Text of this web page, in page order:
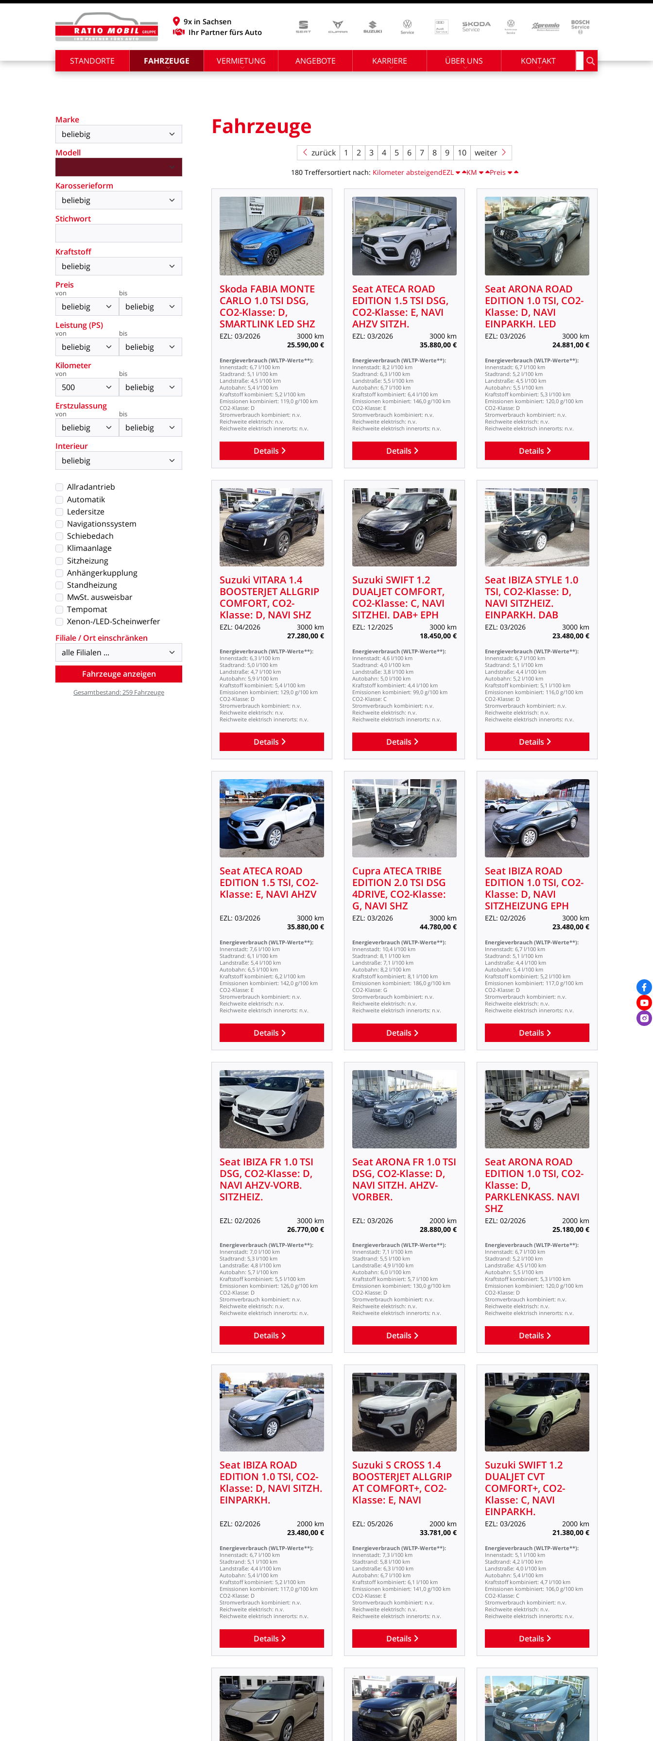
9x in Sachsen
Ihr Partner fürs Auto
STANDORTE FAHRZEUGE VERMIETUNG ANGEBOTE KARRIERE ÜBER UNS KONTAKT Suchbegriff
Marke
Modell
Karosserieform
Stichwort
Kraftstoff
Preis
von bis
Leistung (PS)
von bis
Kilometer
von bis
Erstzulassung
von bis
Interieur
Allradantrieb
Automatik
Ledersitze
Navigationssystem
Schiebedach
Klimaanlage
Sitzheizung
Anhängerkupplung
Standheizung
MwSt. ausweisbar
Tempomat
Xenon-/LED-Scheinwerfer
Filiale / Ort einschränken
Gesamtbestand:259 Fahrzeuge
Fahrzeuge
zurück 1 2 3 4 5 6 7 8 9 10 weiter
180 Treffersortiert nach: Kilometer absteigendEZL KM Preis
Skoda FABIA MONTE
CARLO 1.0TSI DSG,
CO2-Klasse: D,
SMARTLINK LED SHZ
EZL: 03/2026 3000 km
25.590,00 €
Energieverbrauch (WLTP-Werte**):
Innenstadt: 6,7 l/100 km
Stadtrand: 5,1 l/100 km
Landstraße: 4,5 l/100 km
Autobahn: 5,4 l/100 km
Kraftstoff kombiniert: 5,2 l/100 km
Emissionen kombiniert: 119,0 g/100 km
CO2-Klasse: D
Stromverbrauch kombiniert: n.v.
Reichweite elektrisch: n.v.
Reichweite elektrisch innerorts: n.v.
Details
SeatATECA ROAD
EDITION 1.5TSI DSG,
CO2-Klasse: E, NAVI
AHZV SITZH.
EZL: 03/2026 3000 km
35.880,00 €
Energieverbrauch (WLTP-Werte**):
Innenstadt: 8,2 l/100 km
Stadtrand: 6,3 l/100 km
Landstraße: 5,5 l/100 km
Autobahn: 6,7 l/100 km
Kraftstoff kombiniert: 6,4 l/100 km
Emissionen kombiniert: 146,0 g/100 km
CO2-Klasse: E
Stromverbrauch kombiniert: n.v.
Reichweite elektrisch: n.v.
Reichweite elektrisch innerorts: n.v.
Details
SeatARONA ROAD
EDITION 1.0TSI, CO2-
Klasse: D, NAVI
EINPARKH. LED
EZL: 03/2026 3000 km
24.881,00 €
Energieverbrauch (WLTP-Werte**):
Innenstadt: 6,7 l/100 km
Stadtrand: 5,2 l/100 km
Landstraße: 4,5 l/100 km
Autobahn: 5,5 l/100 km
Kraftstoff kombiniert: 5,3 l/100 km
Emissionen kombiniert: 120,0 g/100 km
CO2-Klasse: D
Stromverbrauch kombiniert: n.v.
Reichweite elektrisch: n.v.
Reichweite elektrisch innerorts: n.v.
Details
Suzuki VITARA 1.4
BOOSTERJETALLGRIP
COMFORT, CO2-
Klasse: D, NAVI SHZ
EZL: 04/2026 3000 km
27.280,00 €
Energieverbrauch (WLTP-Werte**):
Innenstadt: 6,3 l/100 km
Stadtrand: 5,0 l/100 km
Landstraße: 4,7 l/100 km
Autobahn: 5,9 l/100 km
Kraftstoff kombiniert: 5,4 l/100 km
Emissionen kombiniert: 129,0 g/100 km
CO2-Klasse: D
Stromverbrauch kombiniert: n.v.
Reichweite elektrisch: n.v.
Reichweite elektrisch innerorts: n.v.
Details
Suzuki SWIFT 1.2
DUALJET COMFORT,
CO2-Klasse: C, NAVI
SITZHEI. DAB+ EPH
EZL: 12/2025 3000 km
18.450,00 €
Energieverbrauch (WLTP-Werte**):
Innenstadt: 4,6 l/100 km
Stadtrand: 4,0 l/100 km
Landstraße: 3,8 l/100 km
Autobahn: 5,0 l/100 km
Kraftstoff kombiniert: 4,4 l/100 km
Emissionen kombiniert: 99,0 g/100 km
CO2-Klasse: C
Stromverbrauch kombiniert: n.v.
Reichweite elektrisch: n.v.
Reichweite elektrisch innerorts: n.v.
Details
Seat IBIZA STYLE 1.0
TSI, CO2-Klasse: D,
NAVI SITZHEIZ.
EINPARKH. DAB
EZL: 03/2026 3000 km
23.480,00 €
Energieverbrauch (WLTP-Werte**):
Innenstadt: 6,7 l/100 km
Stadtrand: 5,1 l/100 km
Landstraße: 4,4 l/100 km
Autobahn: 5,2 l/100 km
Kraftstoff kombiniert: 5,1 l/100 km
Emissionen kombiniert: 116,0 g/100 km
CO2-Klasse: D
Stromverbrauch kombiniert: n.v.
Reichweite elektrisch: n.v.
Reichweite elektrisch innerorts: n.v.
Details
SeatATECA ROAD
EDITION 1.5TSI, CO2-
Klasse: E, NAVI AHZV
EZL: 03/2026 3000 km
35.880,00 €
Energieverbrauch (WLTP-Werte**):
Innenstadt: 7,6 l/100 km
Stadtrand: 6,1 l/100 km
Landstraße: 5,4 l/100 km
Autobahn: 6,5 l/100 km
Kraftstoff kombiniert: 6,2 l/100 km
Emissionen kombiniert: 142,0 g/100 km
CO2-Klasse: E
Stromverbrauch kombiniert: n.v.
Reichweite elektrisch: n.v.
Reichweite elektrisch innerorts: n.v.
Details
Cupra ATECATRIBE
EDITION 2.0TSI DSG
4DRIVE, CO2-Klasse:
G, NAVI SHZ
EZL: 03/2026 3000 km
44.780,00 €
Energieverbrauch (WLTP-Werte**):
Innenstadt: 10,4 l/100 km
Stadtrand: 8,1 l/100 km
Landstraße: 7,1 l/100 km
Autobahn: 8,2 l/100 km
Kraftstoff kombiniert: 8,1 l/100 km
Emissionen kombiniert: 186,0 g/100 km
CO2-Klasse: G
Stromverbrauch kombiniert: n.v.
Reichweite elektrisch: n.v.
Reichweite elektrisch innerorts: n.v.
Details
Seat IBIZA ROAD
EDITION 1.0TSI, CO2-
Klasse: D, NAVI
SITZHEIZUNG EPH
EZL: 02/2026 3000 km
23.480,00 €
Energieverbrauch (WLTP-Werte**):
Innenstadt: 6,7 l/100 km
Stadtrand: 5,1 l/100 km
Landstraße: 4,4 l/100 km
Autobahn: 5,4 l/100 km
Kraftstoff kombiniert: 5,2 l/100 km
Emissionen kombiniert: 117,0 g/100 km
CO2-Klasse: D
Stromverbrauch kombiniert: n.v.
Reichweite elektrisch: n.v.
Reichweite elektrisch innerorts: n.v.
Details
Seat IBIZA FR 1.0TSI
DSG, CO2-Klasse: D,
NAVI AHZV-VORB.
SITZHEIZ.
EZL: 02/2026 3000 km
26.770,00 €
Energieverbrauch (WLTP-Werte**):
Innenstadt: 7,0 l/100 km
Stadtrand: 5,3 l/100 km
Landstraße: 4,8 l/100 km
Autobahn: 5,7 l/100 km
Kraftstoff kombiniert: 5,5 l/100 km
Emissionen kombiniert: 126,0 g/100 km
CO2-Klasse: D
Stromverbrauch kombiniert: n.v.
Reichweite elektrisch: n.v.
Reichweite elektrisch innerorts: n.v.
Details
SeatARONA FR 1.0TSI
DSG, CO2-Klasse: D,
NAVI SITZH. AHZV-
VORBER.
EZL: 03/2026 2000 km
28.880,00 €
Energieverbrauch (WLTP-Werte**):
Innenstadt: 7,1 l/100 km
Stadtrand: 5,5 l/100 km
Landstraße: 4,9 l/100 km
Autobahn: 6,0 l/100 km
Kraftstoff kombiniert: 5,7 l/100 km
Emissionen kombiniert: 130,0 g/100 km
CO2-Klasse: D
Stromverbrauch kombiniert: n.v.
Reichweite elektrisch: n.v.
Reichweite elektrisch innerorts: n.v.
Details
SeatARONA ROAD
EDITION 1.0TSI, CO2-
Klasse: D,
PARKLENKASS. NAVI
SHZ
EZL: 02/2026 2000 km
25.180,00 €
Energieverbrauch (WLTP-Werte**):
Innenstadt: 6,7 l/100 km
Stadtrand: 5,2 l/100 km
Landstraße: 4,5 l/100 km
Autobahn: 5,5 l/100 km
Kraftstoff kombiniert: 5,3 l/100 km
Emissionen kombiniert: 120,0 g/100 km
CO2-Klasse: D
Stromverbrauch kombiniert: n.v.
Reichweite elektrisch: n.v.
Reichweite elektrisch innerorts: n.v.
Details
Seat IBIZA ROAD
EDITION 1.0TSI, CO2-
Klasse: D, NAVI SITZH.
EINPARKH.
EZL: 02/2026 2000 km
23.480,00 €
Energieverbrauch (WLTP-Werte**):
Innenstadt: 6,7 l/100 km
Stadtrand: 5,1 l/100 km
Landstraße: 4,4 l/100 km
Autobahn: 5,4 l/100 km
Kraftstoff kombiniert: 5,2 l/100 km
Emissionen kombiniert: 117,0 g/100 km
CO2-Klasse: D
Stromverbrauch kombiniert: n.v.
Reichweite elektrisch: n.v.
Reichweite elektrisch innerorts: n.v.
Details
Suzuki S CROSS 1.4
BOOSTERJETALLGRIP
AT COMFORT+, CO2-
Klasse: E, NAVI
EZL: 05/2026 2000 km
33.781,00 €
Energieverbrauch (WLTP-Werte**):
Innenstadt: 7,3 l/100 km
Stadtrand: 5,8 l/100 km
Landstraße: 6,3 l/100 km
Autobahn: 6,7 l/100 km
Kraftstoff kombiniert: 6,1 l/100 km
Emissionen kombiniert: 141,0 g/100 km
CO2-Klasse: E
Stromverbrauch kombiniert: n.v.
Reichweite elektrisch: n.v.
Reichweite elektrisch innerorts: n.v.
Details
Suzuki SWIFT 1.2
DUALJET CVT
COMFORT+, CO2-
Klasse: C, NAVI
EINPARKH.
EZL: 03/2026 2000 km
21.380,00 €
Energieverbrauch (WLTP-Werte**):
Innenstadt: 5,1 l/100 km
Stadtrand: 4,2 l/100 km
Landstraße: 4,0 l/100 km
Autobahn: 5,4 l/100 km
Kraftstoff kombiniert: 4,7 l/100 km
Emissionen kombiniert: 106,0 g/100 km
CO2-Klasse: C
Stromverbrauch kombiniert: n.v.
Reichweite elektrisch: n.v.
Reichweite elektrisch innerorts: n.v.
Details